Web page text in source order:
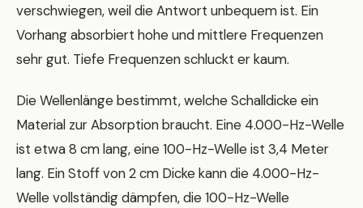
verschwiegen, weil die Antwort unbequem ist. Ein
Vorhang absorbiert hohe und mittlere Frequenzen
sehr gut. Tiefe Frequenzen schluckt er kaum.
Die Wellenlänge bestimmt, welche Schalldicke ein
Material zur Absorption braucht. Eine 4.000-Hz-Welle
ist etwa 8 cm lang, eine 100-Hz-Welle ist 3,4 Meter
lang. Ein Stoff von 2 cm Dicke kann die 4.000-Hz-
Welle vollständig dämpfen, die 100-Hz-Welle